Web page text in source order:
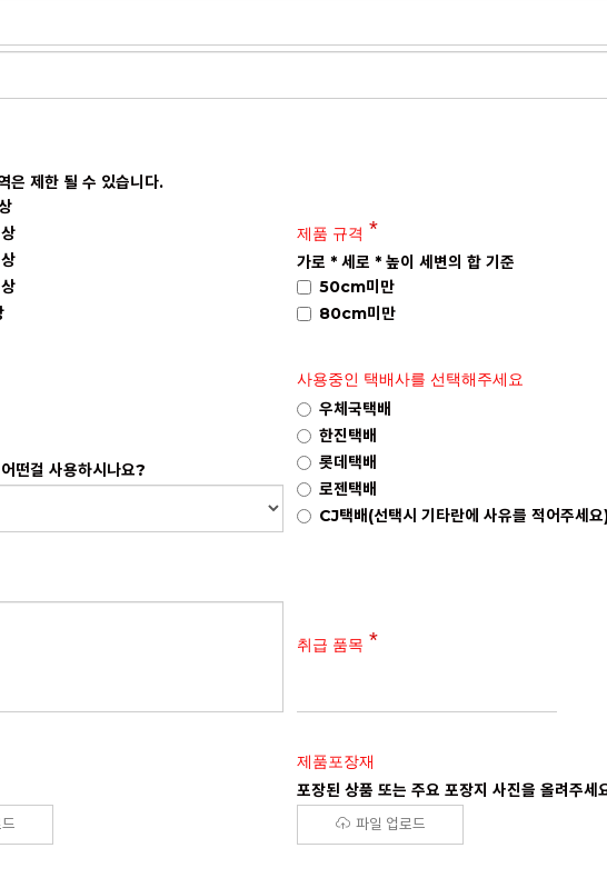
은 제한 될 수 있습니다.
제품 규격
가로 * 세로 * 높이 세변의 합 기준
50cm미만
80cm미만
떤걸 사용하시나요?
사용중인 택배사를 선택해주세요
우체국택배
한진택배
롯데택배
로젠택배
CJ택배(선택시 기타란에 사유를 적어주세
취급 품목
제품포장재
포장된 상품 또는 주요 포장지 사진을 올려주세
파일 업로드